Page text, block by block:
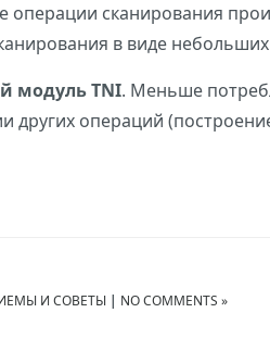
операции сканирования
в виде
модуль TNI. Меньше
других операций
И СОВЕТЫ | NO COMMENTS »